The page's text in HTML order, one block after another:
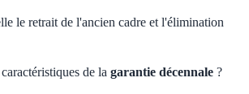
le retrait de l'ancien cadre et l'élimination
de la garantie décennale ?